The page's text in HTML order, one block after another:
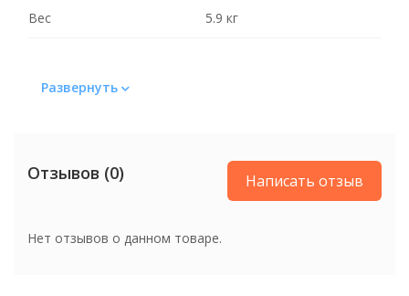
Вес 5.9 кг
Развернуть
Отзывов (0) Написать отзыв
Нет отзывов о данном товаре.